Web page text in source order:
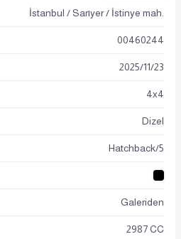
İstanbul / Sarıyer / İstinye mah.
00460244
2025/11/23
4x4
Dizel
Hatchback/5
Galeriden
2987 CC